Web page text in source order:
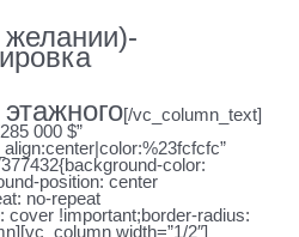
желании)-
[/vc_column_text]
000 $”
color:
position: center
no-repeat
cover !important;border-radius:
width=”1/2″]